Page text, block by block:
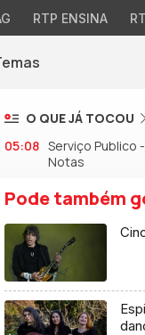
RTP ENSINA
O QUE JÁ TOCOU
05:08 Serviço Publico
Notas
Pode também